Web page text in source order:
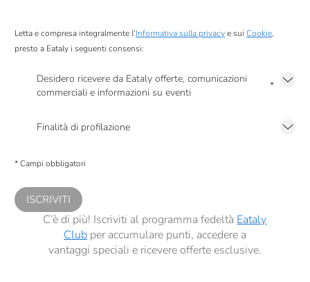
Letta e compresa integralmente l’Informativa sulla privacye sui Cookie,
presto a Eataly i seguenti consensi:
Desidero ricevere da Eataly offerte, comunicazioni
commerciali e informazioni su eventi
*
Finalità di profilazione
comunicazioni commerciali personalizzate, in caso di consenso prestato ai
* Campi obbligatori
ISCRIVITI
C’è di più! Iscriviti al programma fedeltà Eataly
Clubper accumulare punti, accedere a
vantaggi speciali e ricevere offerte esclusive.